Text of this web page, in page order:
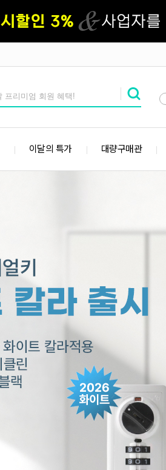
이달의 특가 대량구매관